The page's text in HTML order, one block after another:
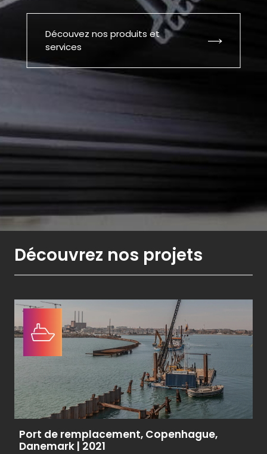
Découvez nos produits et
services
Découvrez nos projets
Port de remplacement, Copenhague,
Danemark | 2021